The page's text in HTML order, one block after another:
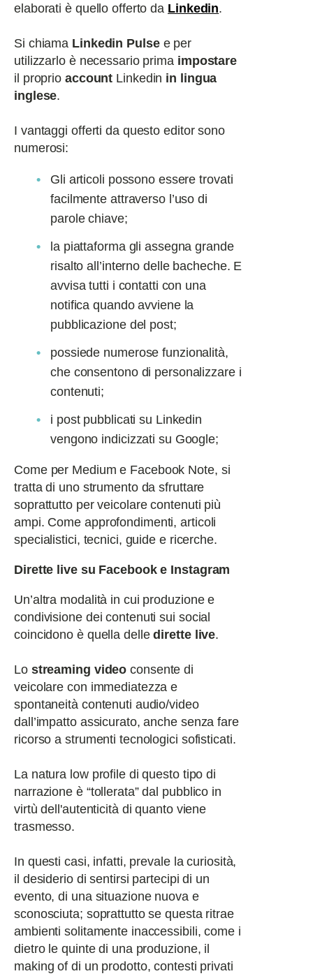
elaborati è quello offerto da Linkedin.
Si chiama Linkedin Pulsee per
utilizzarlo è necessario prima impostare
il proprio account Linkedin in lingua
inglese.
I vantaggi offerti da questo editor sono
numerosi:
Gli articoli possono essere trovati
facilmente attraverso l’uso di
parole chiave;
la piattaforma gli assegna grande
risalto all’interno delle bacheche. E
avvisa tutti i contatti con una
notifica quando avviene la
pubblicazione del post;
possiede numerose funzionalità,
che consentono di personalizzare i
contenuti;
i post pubblicati su Linkedin
vengono indicizzati su Google;
Come per Medium e Facebook Note, si
tratta di uno strumento da sfruttare
soprattutto per veicolare contenuti più
ampi. Come approfondimenti, articoli
specialistici, tecnici, guide e ricerche.
Dirette live su Facebook e Instagram
Un’altra modalità in cui produzione e
condivisione dei contenuti sui social
coincidono è quella delledirette live.
Lo streaming videoconsente di
veicolare con immediatezza e
spontaneità contenuti audio/video
dall’impatto assicurato, anche senza fare
ricorso a strumenti tecnologici sofisticati.
La natura low profile di questo tipo di
narrazione è “tollerata” dal pubblico in
virtù dell'autenticità di quanto viene
trasmesso.
In questi casi, infatti, prevale la curiosità,
il desiderio di sentirsi partecipi di un
evento, di una situazione nuova e
sconosciuta; soprattutto se questa ritrae
ambienti solitamente inaccessibili, come i
dietro le quinte di una produzione, il
making of di un prodotto, contesti privati